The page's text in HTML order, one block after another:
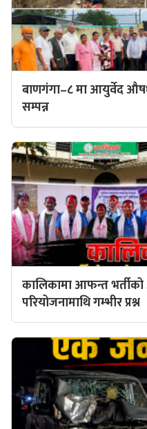
बाणगंगा–८ मा आयुर्वेद
सम्पन्न
कालिकामा आफन्त
परियोजनामाथि गम्भीर प्रश्न